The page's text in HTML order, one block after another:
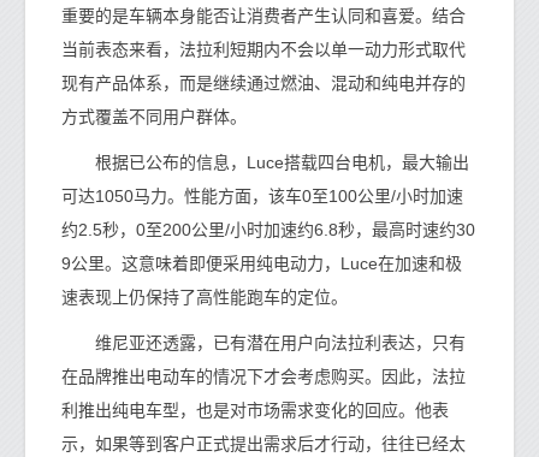
重要的是车辆本身能否让消费者产生认同和喜爱。结合
当前表态来看，法拉利短期内不会以单一动力形式取代
现有产品体系，而是继续通过燃油、混动和纯电并存的
方式覆盖不同用户群体。
根据已公布的信息，Luce搭载四台电机，最大输出
可达1050马力。性能方面，该车0至100公里/小时加速
约2.5秒，0至200公里/小时加速约6.8秒，最高时速约30
9公里。这意味着即便采用纯电动力，Luce在加速和极
速表现上仍保持了高性能跑车的定位。
维尼亚还透露，已有潜在用户向法拉利表达，只有
在品牌推出电动车的情况下才会考虑购买。因此，法拉
利推出纯电车型，也是对市场需求变化的回应。他表
示，如果等到客户正式提出需求后才行动，往往已经太